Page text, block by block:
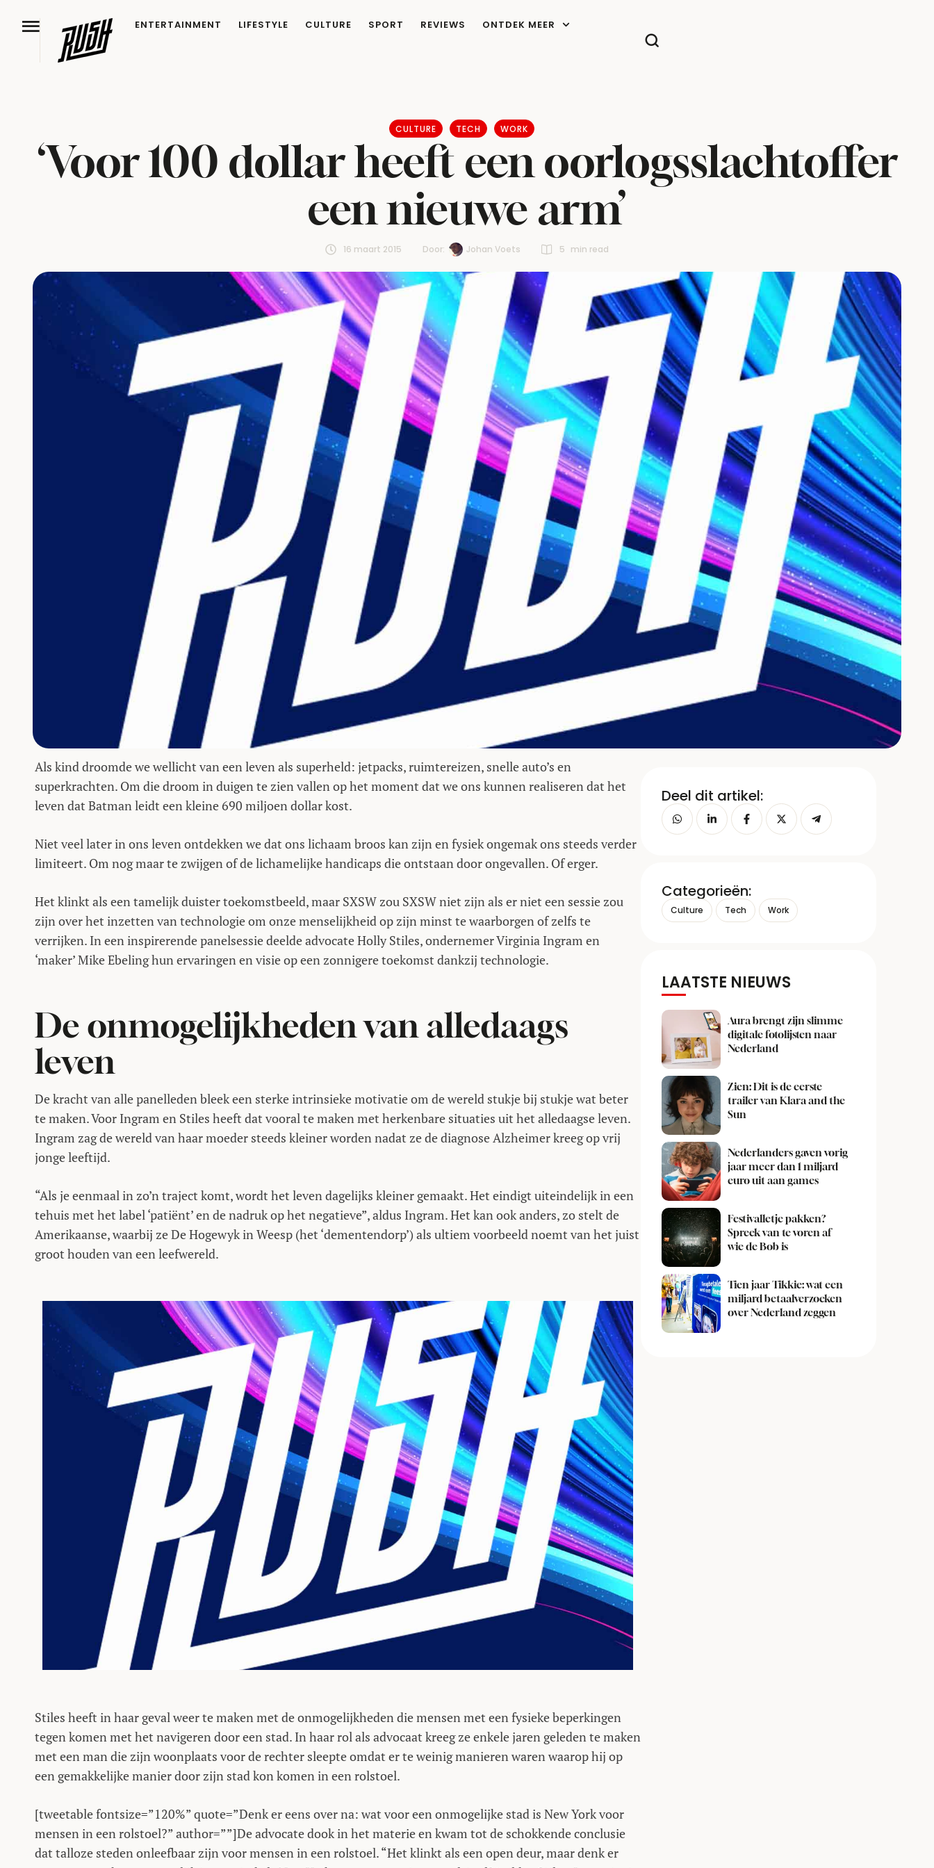
ENTERTAINMENT LIFESTYLE CULTURE SPORT REVIEWS ONTDEK MEER
CULTURE TECH WORK
‘Voor 100 dollar heeft een oorlogsslachtoffer
een nieuwe arm’
16 maart 2015 Door: Johan Voets 5 min read
Als kind droomde we wellicht van een leven als superheld: jetpacks, ruimtereizen, snelle auto’s en
superkrachten. Om die droom in duigen te zien vallen op het moment dat we ons kunnen realiseren dat het
leven dat Batman leidt een kleine 690 miljoen dollar kost.
Niet veel later in ons leven ontdekken we dat ons lichaam broos kan zijn en fysiek ongemak ons steeds verder
limiteert. Om nog maar te zwijgen of de lichamelijke handicaps die ontstaan door ongevallen. Of erger.
Het klinkt als een tamelijk duister toekomstbeeld, maar SXSW zou SXSW niet zijn als er niet een sessie zou
zijn over het inzetten van technologie om onze menselijkheid op zijn minst te waarborgen of zelfs te
verrijken. In een inspirerende panelsessie deelde advocate Holly Stiles, ondernemer Virginia Ingram en
‘maker’ Mike Ebeling hun ervaringen en visie op een zonnigere toekomst dankzij technologie.
De onmogelijkheden van alledaags
leven
De kracht van alle panelleden bleek een sterke intrinsieke motivatie om de wereld stukje bij stukje wat beter
te maken. Voor Ingram en Stiles heeft dat vooral te maken met herkenbare situaties uit het alledaagse leven.
Ingram zag de wereld van haar moeder steeds kleiner worden nadat ze de diagnose Alzheimer kreeg op vrij
jonge leeftijd.
“Als je eenmaal in zo’n traject komt, wordt het leven dagelijks kleiner gemaakt. Het eindigt uiteindelijk in een
tehuis met het label ‘patiënt’ en de nadruk op het negatieve”, aldus Ingram. Het kan ook anders, zo stelt de
Amerikaanse, waarbij ze De Hogewyk in Weesp (het ‘dementendorp’) als ultiem voorbeeld noemt van het juist
groot houden van een leefwereld.
Stiles heeft in haar geval weer te maken met de onmogelijkheden die mensen met een fysieke beperkingen
tegen komen met het navigeren door een stad. In haar rol als advocaat kreeg ze enkele jaren geleden te maken
met een man die zijn woonplaats voor de rechter sleepte omdat er te weinig manieren waren waarop hij op
een gemakkelijke manier door zijn stad kon komen in een rolstoel.
[tweetable fontsize=”120%” quote=”Denk er eens over na: wat voor een onmogelijke stad is New York voor
mensen in een rolstoel?” author=””]De advocate dook in het materie en kwam tot de schokkende conclusie
dat talloze steden onleefbaar zijn voor mensen in een rolstoel. “Het klinkt als een open deur, maar denk er
Deel dit artikel:
Categorieën:
Culture Tech Work
LAATSTE NIEUWS
Aura brengt zijn slimme
digitale fotolijsten naar
Nederland
Zien: Dit is de eerste
trailer van Klara and the
Sun
Nederlanders gaven vorig
jaar meer dan 1 miljard
euro uit aan games
Festivalletje pakken?
Spreek van te voren af
wie de Bob is
Tien jaar Tikkie: wat een
miljard betaalverzoeken
over Nederland zeggen